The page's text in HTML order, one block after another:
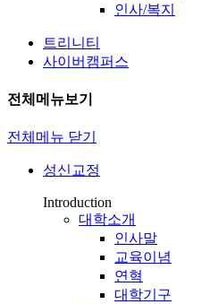
인사/복지
트리니티
사이버캠퍼스
전체메뉴보기
전체메뉴 닫기
성신교정
Introduction
대학소개
인사말
교육이념
연혁
대학기구